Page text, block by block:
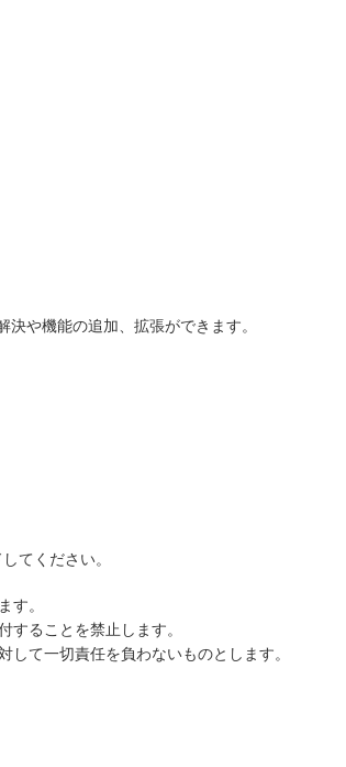
や機能の追加、拡張ができます。
てください。
す。
することを禁止します。
して一切責任を負わないものとします。